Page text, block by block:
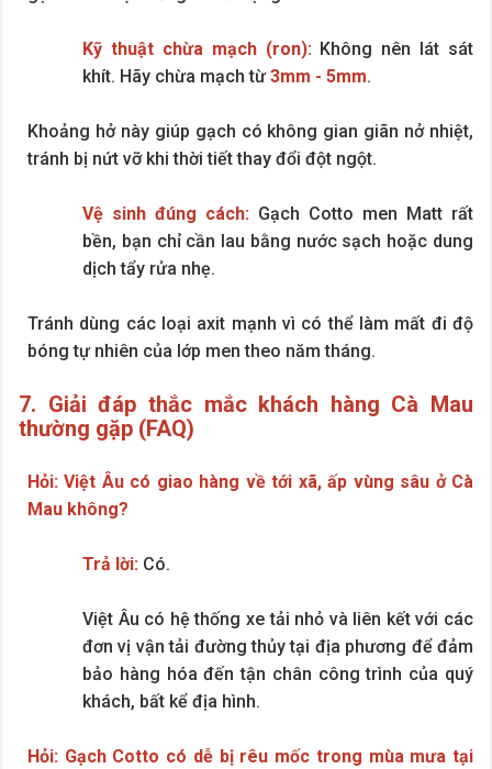
Kỹ thuật chừa mạch (ron):Không nên lát sát
khít. Hãy chừa mạch từ3mm - 5mm.
Khoảng hở này giúp gạch có không gian giãn nở nhiệt,
tránh bị nứt vỡ khi thời tiết thay đổi đột ngột.
Vệ sinh đúng cách: Gạch Cotto men Matt rất
bền, bạn chỉ cần lau bằng nước sạch hoặc dung
dịch tẩy rửa nhẹ.
Tránh dùng các loại axit mạnh vì có thể làm mất đi độ
bóng tự nhiên của lớp men theo năm tháng.
7. Giải đáp thắc mắc khách hàng Cà Mau
thường gặp (FAQ)
Hỏi: Việt Âu có giao hàng về tới xã, ấp vùng sâu ở Cà
Mau không?
Trả lời: Có.
Việt Âu có hệ thống xe tải nhỏ và liên kết với các
đơn vị vận tải đường thủy tại địa phương để đảm
bảo hàng hóa đến tận chân công trình của quý
khách, bất kể địa hình.
Hỏi: Gạch Cotto có dễ bị rêu mốc trong mùa mưa tại